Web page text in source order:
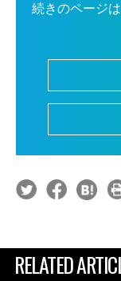
続きのページ
RELATED